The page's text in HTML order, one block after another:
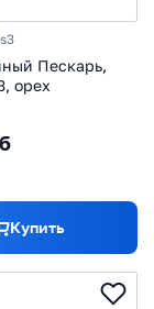
Пескарь,
орех
Купить